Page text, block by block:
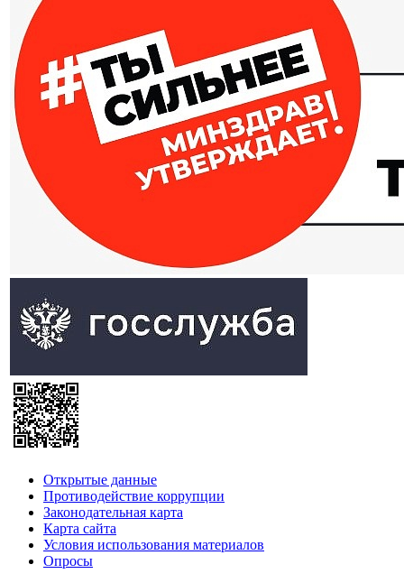
Открытые данные
Противодействие коррупции
Законодательная карта
Карта сайта
Условия использования материалов
Опросы